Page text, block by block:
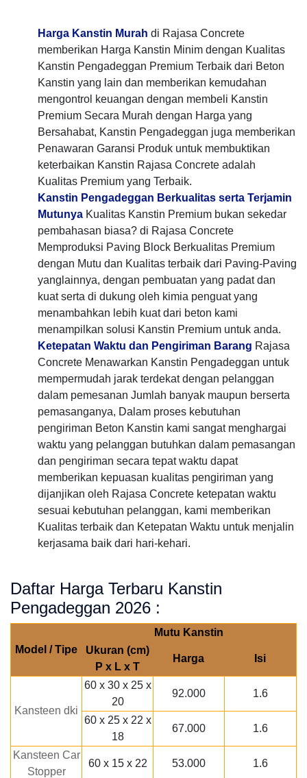
Harga Kanstin Murah di Rajasa Concrete
memberikan Harga Kanstin Minim dengan Kualitas
Kanstin Pengadeggan Premium Terbaik dari Beton
Kanstin yang lain dan memberikan kemudahan
mengontrol keuangan dengan membeli Kanstin
Premium Secara Murah dengan Harga yang
Bersahabat, Kanstin Pengadeggan juga memberikan
Penawaran Garansi Produk untuk membuktikan
keterbaikan Kanstin Rajasa Concrete adalah
Kualitas Premium yang Terbaik.
Kanstin Pengadeggan Berkualitas serta Terjamin
Mutunya Kualitas Kanstin Premium bukan sekedar
pembahasan biasa? di Rajasa Concrete
Memproduksi Paving Block Berkualitas Premium
dengan Mutu dan Kualitas terbaik dari Paving-Paving
yanglainnya, dengan pembuatan yang padat dan
kuat serta di dukung oleh kimia penguat yang
menambahkan lebih kuat dari beton kami
menampilkan solusi Kanstin Premium untuk anda.
Ketepatan Waktu dan Pengiriman Barang Rajasa
Concrete Menawarkan Kanstin Pengadeggan untuk
mempermudah jarak terdekat dengan pelanggan
dalam pemesanan Jumlah banyak maupun berserta
pemasanganya, Dalam proses kebutuhan
pengiriman Beton Kanstin kami sangat menghargai
waktu yang pelanggan butuhkan dalam pemasangan
dan pengiriman secara tepat waktu dapat
memberikan kepuasan kualitas pengiriman yang
dijanjikan oleh Rajasa Concrete ketepatan waktu
sesuai kebutuhan pelanggan, kami memberikan
Kualitas terbaik dan Ketepatan Waktu untuk menjalin
kerjasama baik dari hari-kehari.
Daftar Harga Terbaru Kanstin
Pengadeggan 2026 :
Model / Tipe
Mutu Kanstin
Ukuran (cm)
P x L x T
Harga Isi
Kansteen dki
60 x 30 x 25 x
20
92.000 1.6
60 x 25 x 22 x
18
67.000 1.6
Kansteen Car
Stopper
60 x 15 x 22 53.000 1.6